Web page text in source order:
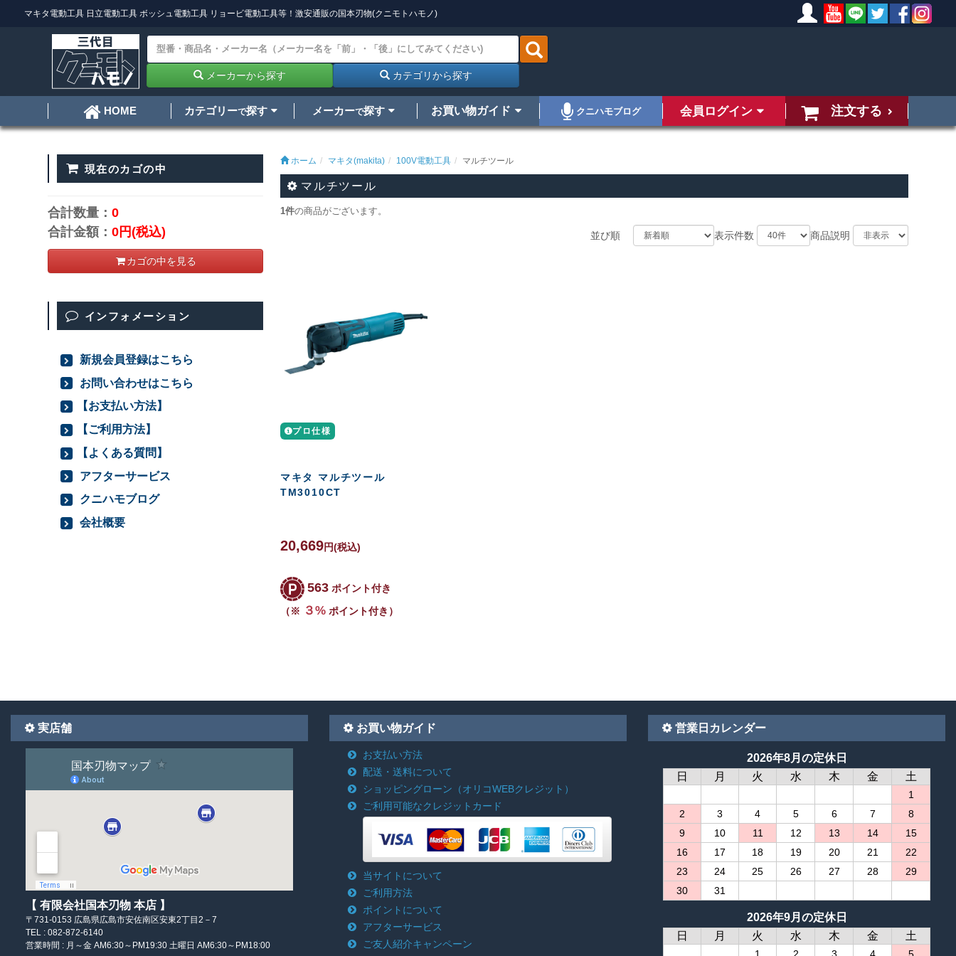
マキタ電動工具 日立電動工具 ボッシュ電動工具 リョービ電動工具等！激安通販の国本刃物(クニモトハモノ)
メーカーから探す カテゴリから探す
HOME カテゴリーで探す メーカーで探す お買い物ガイド クニハモブログ 会員ログイン 注文する
ホーム マキタ(makita) 100V電動工具 マルチツール
マルチツール
1件の商品がございます。
並び順 表示件数 商品説明
プロ仕様
マキタ マルチツール
TM3010CT
20,669円(税込)
563 ポイント付き
（※ ３%ポイント付き）
現在のカゴの中
合計数量：0
合計金額：0円(税込)
カゴの中を見る
インフォメーション
新規会員登録はこちら
お問い合わせはこちら
【お支払い方法】
【ご利用方法】
【よくある質問】
アフターサービス
クニハモブログ
会社概要
実店舗
【 有限会社国本刃物 本店 】
〒731-0153 広島県広島市安佐南区安東2丁目2－7
TEL : 082-872-6140
営業時間 : 月～金 AM6:30～PM19:30 土曜日 AM6:30～PM18:00
お買い物ガイド
お支払い方法
配送・送料について
ショッピングローン （オリコWEBクレジット）
ご利用可能なクレジットカード
当サイトについて
ご利用方法
ポイントについて
アフターサービス
ご友人紹介キャンペーン
営業日カレンダー
2026年8月の定休日
日
月 火 水 木 金 土
1
2
3 4 5 6 7
8
9
10 11 12 13 14
15
16
17 18 19 20 21
22
23
24 25 26 27 28
29
30
31
2026年9月の定休日
日
月 火 水 木 金 土
1 2 3 4 5